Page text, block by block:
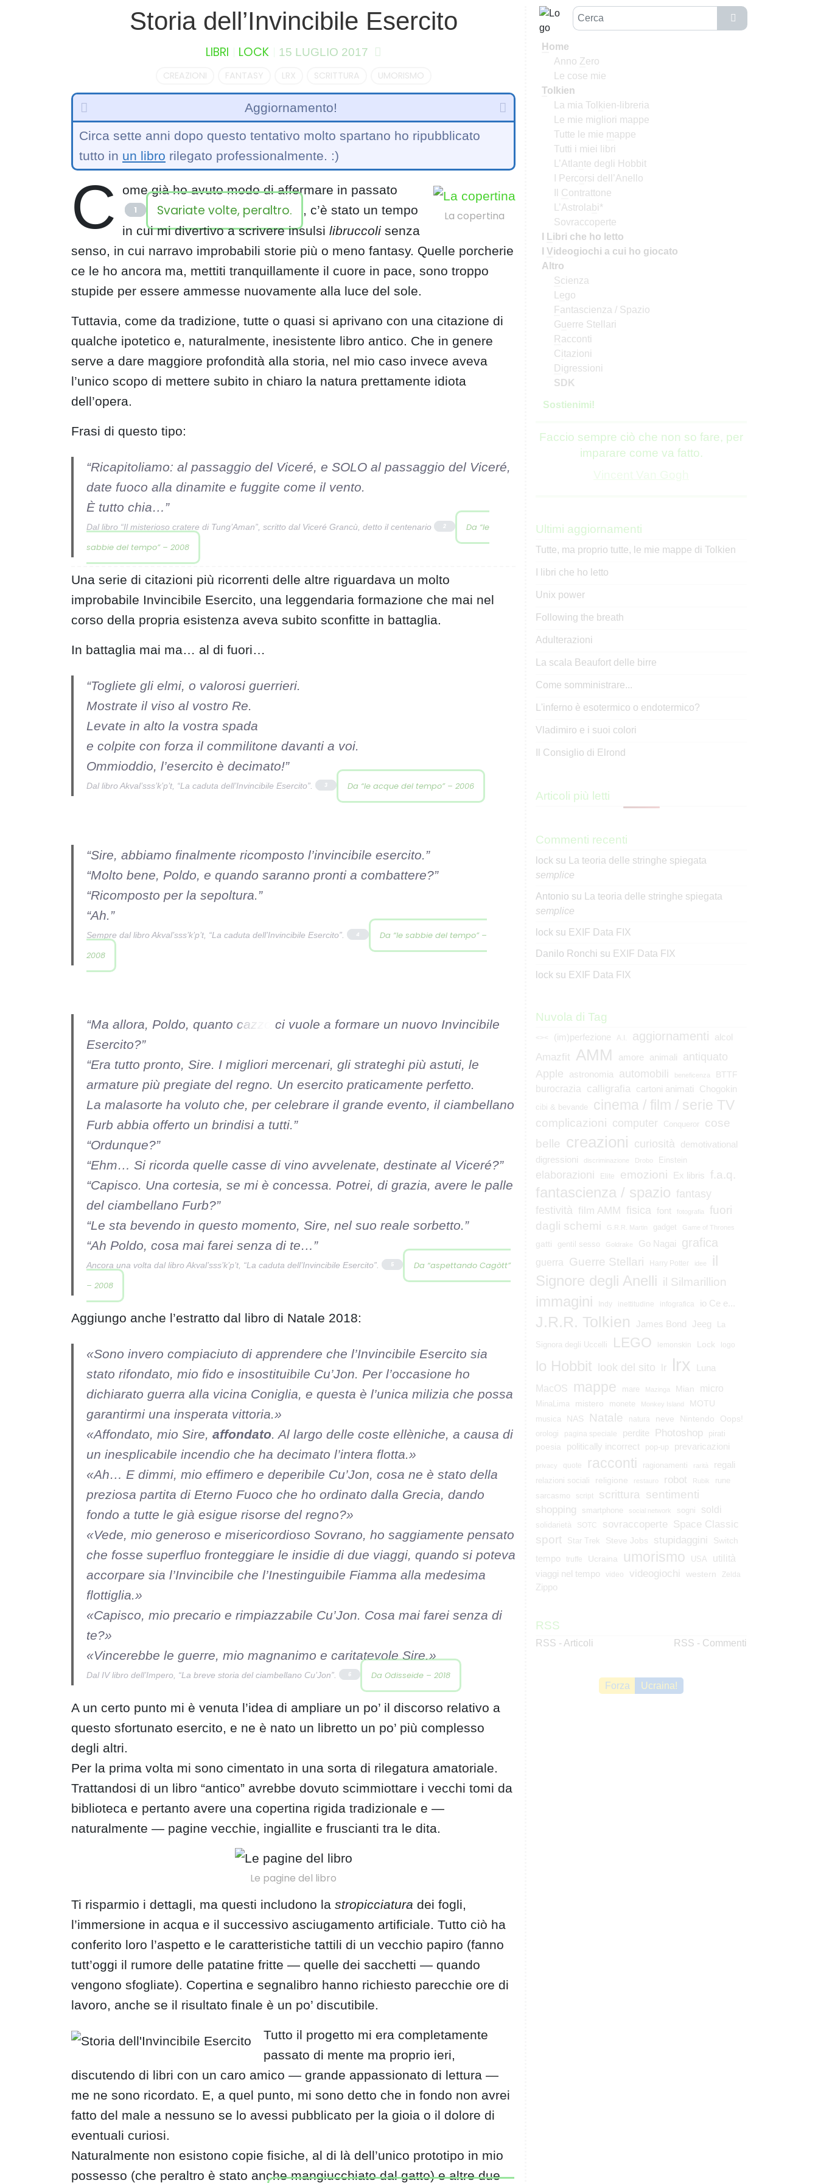
Storia dell’Invincibile Esercito
LIBRI LOCK 15 LUGLIO 2017
CREAZIONI FANTASY LRX SCRITTURA UMORISMO
Aggiornamento!
Circa sette anni dopo questo tentativo molto spartano ho ripubblicato
tutto in un libro rilegato professionalmente. :)
La copertina
C ome già ho avuto modo di affermare in passato
1 Svariate volte, peraltro.
, c’è stato un tempo
in cui mi divertivo a scrivere insulsilibruccoli senza
senso, in cui narravo improbabili storie più o meno fantasy. Quelle porcherie
ce le ho ancora ma, mettiti tranquillamente il cuore in pace, sono troppo
stupide per essere ammesse nuovamente alla luce del sole.
Tuttavia, come da tradizione, tutte o quasi si aprivano con una citazione di
qualche ipotetico e, naturalmente, inesistente libro antico. Che in genere
serve a dare maggiore profondità alla storia, nel mio caso invece aveva
l’unico scopo di mettere subito in chiaro la natura prettamente idiota
dell’opera.
Frasi di questo tipo:
“Ricapitoliamo: al passaggio del Viceré, e SOLO al passaggio del Viceré,
date fuoco alla dinamite e fuggite come il vento.
È tutto chia…”
Dal libro “Il misterioso cratere di Tung’Aman”, scritto dal Viceré Grancù, detto il centenario 2
Da “le
sabbie del tempo” – 2008
Una serie di citazioni più ricorrenti delle altre riguardava un molto
improbabile Invincibile Esercito, una leggendaria formazione che mai nel
corso della propria esistenza aveva subito sconfitte in battaglia.
In battaglia mai ma… al di fuori…
“Togliete gli elmi, o valorosi guerrieri.
Mostrate il viso al vostro Re.
Levate in alto la vostra spada
e colpite con forza il commilitone davanti a voi.
Ommioddio, l’esercito è decimato!”
Dal libro Akval’sss’k’p’t, “La caduta dell’Invincibile Esercito”. 3 Da “le acque del tempo” – 2006
“Sire, abbiamo finalmente ricomposto l’invincibile esercito.”
“Molto bene, Poldo, e quando saranno pronti a combattere?”
“Ricomposto per la sepoltura.”
“Ah.”
Sempre dal libro Akval’sss’k’p’t, “La caduta dell’Invincibile Esercito”. 4
Da “le sabbie del tempo” –
2008
“Ma allora, Poldo, quanto cazzo
ci vuole a formare un nuovo Invincibile
Esercito?”
“Era tutto pronto, Sire. I migliori mercenari, gli strateghi più astuti, le
armature più pregiate del regno. Un esercito praticamente perfetto.
La malasorte ha voluto che, per celebrare il grande evento, il ciambellano
Furb abbia offerto un brindisi a tutti.”
“Ordunque?”
“Ehm… Si ricorda quelle casse di vino avvelenate, destinate al Viceré?”
“Capisco. Una cortesia, se mi è concessa. Potrei, di grazia, avere le palle
del ciambellano Furb?”
“Le sta bevendo in questo momento, Sire, nel suo reale sorbetto.”
“Ah Poldo, cosa mai farei senza di te…”
Ancora una volta dal libro Akval’sss’k’p’t, “La caduta dell’Invincibile Esercito”. 5
Da “aspettando Cagòtt”
– 2008
Aggiungo anche l’estratto dal libro di Natale 2018:
«Sono invero compiaciuto di apprendere che l’Invincibile Esercito sia
stato rifondato, mio fido e insostituibile Cu’Jon. Per l’occasione ho
dichiarato guerra alla vicina Coniglia, e questa è l’unica milizia che possa
garantirmi una insperata vittoria.»
«Affondato, mio Sire, affondato. Al largo delle coste ellèniche, a causa di
un inesplicabile incendio che ha decimato l’intera flotta.»
«Ah… E dimmi, mio effimero e deperibile Cu’Jon, cosa ne è stato della
preziosa partita di Eterno Fuoco che ho ordinato dalla Grecia, dando
fondo a tutte le già esigue risorse del regno?»
«Vede, mio generoso e misericordioso Sovrano, ho saggiamente pensato
che fosse superfluo fronteggiare le insidie di due viaggi, quando si poteva
accorpare sia l’Invincibile che l’Inestinguibile Fiamma alla medesima
flottiglia.»
«Capisco, mio precario e rimpiazzabile Cu’Jon. Cosa mai farei senza di
te?»
«Vincerebbe le guerre, mio magnanimo e caritatevole Sire.»
Dal IV libro dell’Impero, “La breve storia del ciambellano Cu’Jon”. 6 Da Odisseide – 2018
A un certo punto mi è venuta l’idea di ampliare un po’ il discorso relativo a
questo sfortunato esercito, e ne è nato un libretto un po’ più complesso
degli altri.
Per la prima volta mi sono cimentato in una sorta di rilegatura amatoriale.
Trattandosi di un libro “antico” avrebbe dovuto scimmiottare i vecchi tomi da
biblioteca e pertanto avere una copertina rigida tradizionale e —
naturalmente — pagine vecchie, ingiallite e fruscianti tra le dita.
Le pagine del libro
Ti risparmio i dettagli, ma questi includono la stropicciatura dei fogli,
l’immersione in acqua e il successivo asciugamento artificiale. Tutto ciò ha
conferito loro l’aspetto e le caratteristiche tattili di un vecchio papiro (fanno
tutt’oggi il rumore delle patatine fritte — quelle dei sacchetti — quando
vengono sfogliate). Copertina e segnalibro hanno richiesto parecchie ore di
lavoro, anche se il risultato finale è un po’ discutibile.
Tutto il progetto mi era completamente
passato di mente ma proprio ieri,
discutendo di libri con un caro amico — grande appassionato di lettura —
me ne sono ricordato. E, a quel punto, mi sono detto che in fondo non avrei
fatto del male a nessuno se lo avessi pubblicato per la gioia o il dolore di
eventuali curiosi.
Naturalmente non esistono copie fisiche, al di là dell’unico prototipo in mio
possesso (che peraltro è stato anche mangiucchiato dal gatto) e altre due
C
e
H ome
Anno Zero
Le cose mie
Tolkien
La mia Tol kien-libreria
Le mie migliori mappe
Tutte le mie mappe
Tutti i miei libri
L’Atlante degli Hobbit
I Percorsi dell’Anello
Contrattone
L’Astrola bi*
Sovraccoperte
Libri che ho letto
Videogiochi a cui ho giocato
Altro
Scienza
ego
Fantascienza / Spazio
Guerre Stellari
Racconti
Citazioni
Digressioni
SDK
Sostienimi!
Faccio sempre ciò che non so fare, per
imparare come va fatto.
Ultimi aggiornamenti
Tutte, ma proprio tutte, le mie mappe di Tolkien
I libri che ho letto
Unix power
Following the breath
Adulterazioni
La scala Beaufort delle birre
Come somministrare...
L'inferno è esotermico o endotermico?
Vladimiro e i suoi colori
Il Consiglio di Elrond
Articoli più letti
Commenti recenti
lock su
La teoria delle stringhe spiegata
semplice
Antonio su
La teoria delle stringhe spiegata
semplice
lock su EXIF Data FIX
Danilo Ronchi su EXIF Data FIX
lock su EXIF Data FIX
Nuvola di Tag
<>< (im)perfezione A.I. aggiornamenti alcol
Amazfit AMM amore animali antiquato
Apple astronomia automobili beneficenza BTTF
burocrazia calligrafia cartoni animati Chogokin
cibi & bevande cinema / film / serie TV
complicazioni computer Conqueror
cose
belle creazioni curiosità
demotivational
digressioni
discriminazione Drobo Einstein
elaborazioni Elite emozioni Ex libris f.a.q.
fantascienza / spazio fantasy
festività film AMM fisica font fotografia
fuori
dagli schemi
G.R.R. Martin gadget Game of Thrones
gatti gentil sesso Goldrake Go Nagai grafica
guerra Guerre Stellari Harry Potter idee
il
Signore degli Anelli
il Silmarillion
immagini Indy inettitudine infografica io Ce e...
J.R.R. Tolkien James Bond Jeeg La
Signora degli Uccelli LEGO lemonskin Lock logo
lo Hobbit look del sito lr lrx Luna
MacOS mappe mare Mazinga Mian micro
MinaLima mistero monete Monkey Island MOTU
musica NAS Natale natura neve Nintendo Oops!
orologi pagina speciale perdite Photoshop pirati
poesia politically incorrect pop-up prevaricazioni
privacy quote racconti ragionamenti rarità regali
relazioni sociali religione restauro robot Rubik
rune
sarcasmo
script scrittura sentimenti
shopping smartphone social network sogni soldi
solidarietà SOTC sovraccoperte Space Classic
sport Star Trek Steve Jobs stupidaggini
Switch
tempo
truffe Ucraina umorismo USA
utilità
viaggi nel tempo
video videogiochi western Zelda
Zippo
RSS
RSS - Articoli RSS - Commenti
Forza Ucraina!